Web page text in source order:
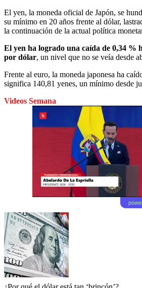
El yen, la moneda oficial de Japón, se
su mínimo en 20 años frente al dólar,
la continuación de la actual política
El yen ha logrado una caída de 0,34 %
por dólar, un nivel que no se veía desde
Frente al euro, la moneda japonesa ha
significa 140,81 yenes, un mínimo desde
Videos Semana